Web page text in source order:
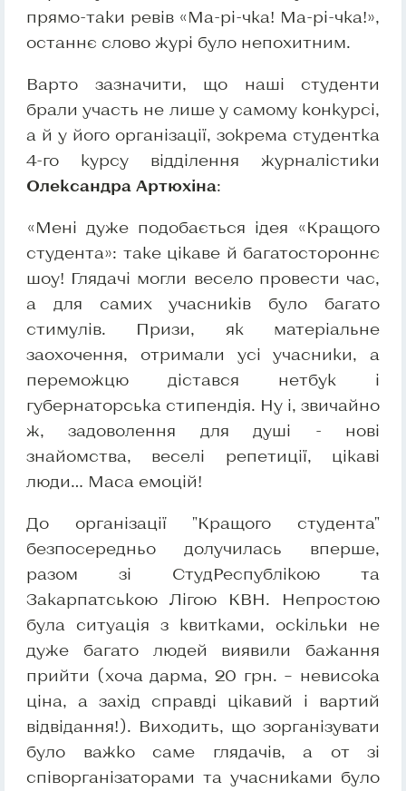
прямо-таки ревів «Ма-рі-чка! Ма-рі-чка!»,
останнє слово журі було непохитним.
Варто зазначити, що наші студенти
брали участь не лише у самому конкурсі,
а й у його організації, зокрема студентка
4-го курсу відділення журналістики
Олександра Артюхіна:
«Мені дуже подобається ідея «Кращого
студента»: таке цікаве й багатостороннє
шоу! Глядачі могли весело провести час,
а для самих учасників було багато
стимулів. Призи, як матеріальне
заохочення, отримали усі учасники, а
переможцю дістався нетбук і
губернаторська стипендія. Ну і, звичайно
ж, задоволення для душі - нові
знайомства, веселі репетиції, цікаві
люди… Маса емоцій!
До організації "Кращого студента"
безпосередньо долучилась вперше,
разом зі СтудРеспублікою та
Закарпатською Лігою КВН. Непростою
була ситуація з квитками, оскільки не
дуже багато людей виявили бажання
прийти (хоча дарма, 20 грн. – невисока
ціна, а захід справді цікавий і вартий
відвідання!). Виходить, що зорганізувати
було важко саме глядачів, а от зі
співорганізаторами та учасниками було